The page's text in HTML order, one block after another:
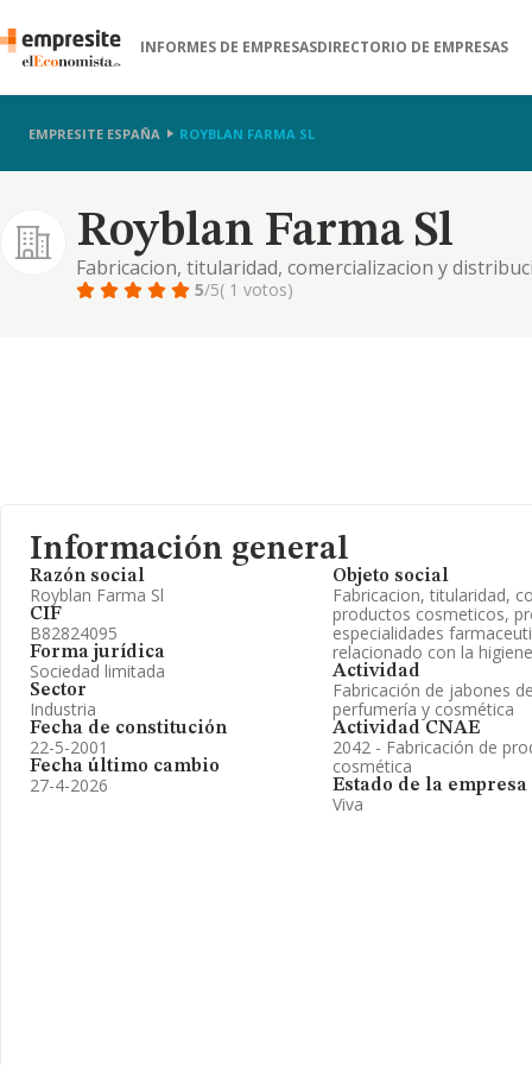
INFORMES DE EMPRESASDIRECTORIO DE EMPRESAS
EMPRESITE ESPAÑA ROYBLAN FARMA SL
Royblan Farma Sl
Fabricacion, titularidad, comercializacion y
sanitarios, especialidades farmaceuticas, y
5/5( 1 votos)
Información general
Razón social
Royblan Farma Sl
CIF
B82824095
Forma jurídica
Sociedad limitada
Sector
Industria
Fecha de constitución
22-5-2001
Fecha último cambio
27-4-2026
Objeto social
Fabricacion, titularidad,
productos cosmeticos,
especialidades
relacionado con la
Actividad
Fabricación de jabones
perfumería y cosmética
Actividad CNAE
2042 - Fabricación de
cosmética
Estado de la empresa
Viva